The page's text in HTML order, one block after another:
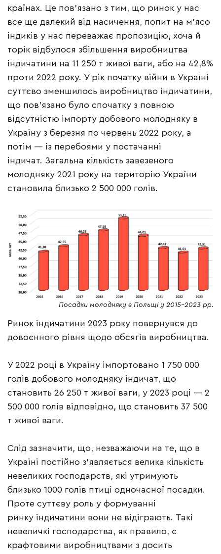
країнах. Це пов’язано з тим, що ринок у нас
все ще далекий від насичення, попит на м’ясо
індиків у нас переважає пропозицію, хоча й
торік відбулося збільшення виробництва
індичатини на 11 250 т живої ваги, або на 42,8%
проти 2022 року. У рік початку війни в Україні
суттєво зменшилось виробництво індичатини,
що пов’язано було спочатку з повною
відсутністю імпорту добового молодняку в
Україну з березня по червень 2022 року, а
потім — із перебоями у постачанні
індичат. Загальна кількість завезеного
молодняку 2021 року на територію України
становила близько 2 500 000 голів.
Посадки молодняку в Польщі у 2015–2023 рр.
Ринок індичатини 2023 року повернувся до
довоєнного рівня щодо обсягів виробництва.
У 2022 році в Україну імпортовано 1 750 000
голів добового молодняку індичат, що
становить 26 250 т живої ваги, у 2023 році — 2
500 000 голів відповідно, що становить 37 500
т живої ваги.
Слід зазначити, що, незважаючи на те, що в
Україні постійно з’являється велика кількість
невеликих господарств, які утримують
близько 1000 голів птиці одночасної посадки.
Проте суттєву роль у формуванні
ринку індичатини вони не відіграють. Такі
невеличкі господарства, як правило, є
крафтовими виробництвами з досить